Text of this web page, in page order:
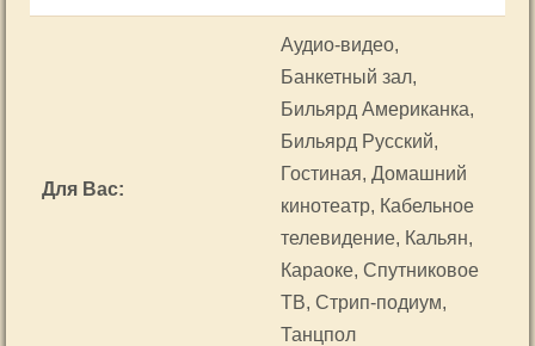
Для Вас:
Аудио-видео,
Банкетный зал,
Бильярд Американка,
Бильярд Русский,
Гостиная, Домашний
кинотеатр, Кабельное
телевидение, Кальян,
Караоке, Спутниковое
ТВ, Стрип-подиум,
Танцпол